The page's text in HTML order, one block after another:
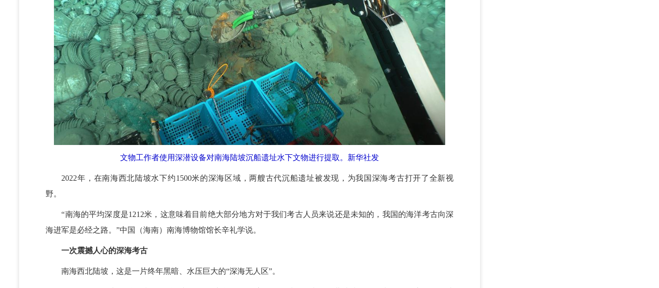
文物工作者使用深潜设备对南海陆坡沉船遗址水下文物进行提取。新华社发
2022年，在南海西北陆坡水下约1500米的深海区域，两艘古代沉船遗址被发现，为我国深海考古打开了全新视
野。
“南海的平均深度是1212米，这意味着目前绝大部分地方对于我们考古人员来说还是未知的，我国的海洋考古向深
海进军是必经之路。”中国（海南）南海博物馆馆长辛礼学说。
一次震撼人心的深海考古
南海西北陆坡，这是一片终年黑暗、水压巨大的“深海无人区”。